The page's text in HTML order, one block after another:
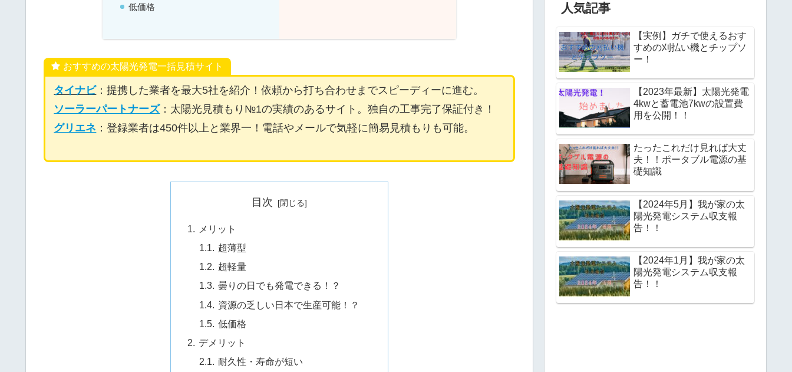
低価格
おすすめの太陽光発電一括見積サイト
タイナビ：提携した業者を最大5社を紹介！依頼から打ち合わせまでスピーディーに進む。
ソーラーパートナーズ：太陽光見積もり№1の実績のあるサイト。独自の工事完了保証付き！
グリエネ ：登録業者は450件以上と業界一！電話やメールで気軽に簡易見積もりも可能。
目次
メリット
超薄型
超軽量
曇りの日でも発電できる！？
資源の乏しい日本で生産可能！？
低価格
デメリット
耐久性・寿命が短い
人気記事
【実例】ガチで使えるおす
すめの刈払い機とチップソ
ー！
【2023年最新】太陽光発電
4kwと蓄電池7kwの設置費
用を公開！！
たったこれだけ見れば大丈
夫！！ポータブル電源の基
礎知識
【2024年5月】我が家の太
陽光発電システム収支報
告！！
【2024年1月】我が家の太
陽光発電システム収支報
告！！